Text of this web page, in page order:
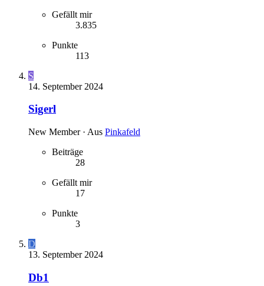
Gefällt mir
3.835
Punkte
113
S
14. September 2024
Sigerl
New Member · Aus Pinkafeld
Beiträge
28
Gefällt mir
17
Punkte
3
D
13. September 2024
Db1